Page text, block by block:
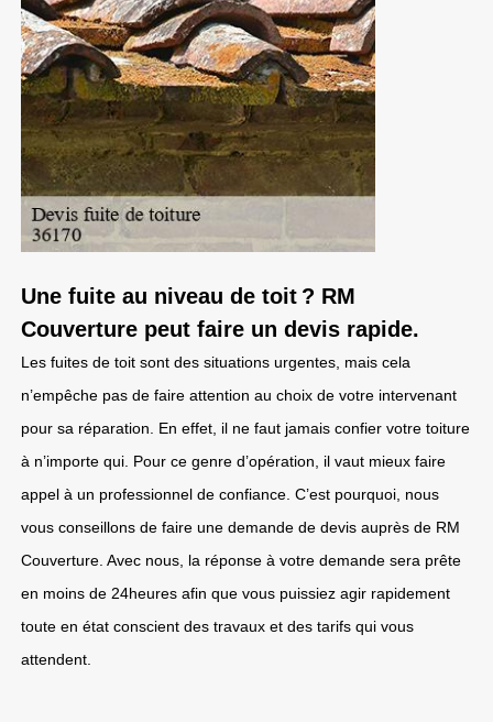
Une fuite au niveau de toit ? RM
Couverture peut faire un devis rapide.
Les fuites de toit sont des situations urgentes, mais cela
n’empêche pas de faire attention au choix de votre intervenant
pour sa réparation. En effet, il ne faut jamais confier votre toiture
à n’importe qui. Pour ce genre d’opération, il vaut mieux faire
appel à un professionnel de confiance. C’est pourquoi, nous
vous conseillons de faire une demande de devis auprès de RM
Couverture. Avec nous, la réponse à votre demande sera prête
en moins de 24heures afin que vous puissiez agir rapidement
toute en état conscient des travaux et des tarifs qui vous
attendent.